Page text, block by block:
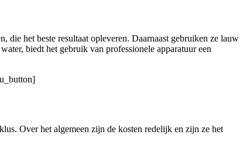
die het beste resultaat opleveren. Daarnaast gebruiken ze lauw
biedt het gebruik van professionele apparatuur een
Over het algemeen zijn de kosten redelijk en zijn ze het